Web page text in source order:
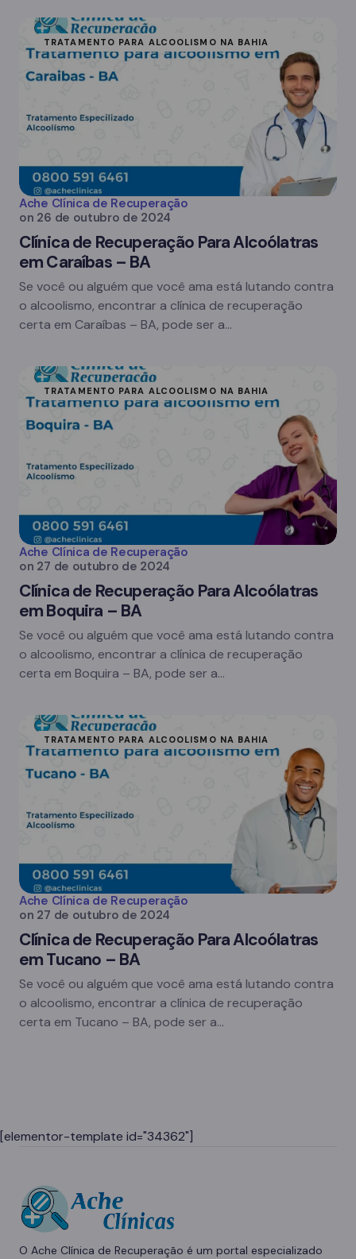
TRATAMENTO PARA ALCOOLISMO NA BAHIA
Ache Clínica de Recuperação
on 26 de outubro de 2024
Clínica de Recuperação Para Alcoólatras
em Caraíbas – BA
Se você ou alguém que você ama está lutando contra
o alcoolismo, encontrar a clínica de recuperação
certa em Caraíbas – BA, pode ser a…
TRATAMENTO PARA ALCOOLISMO NA BAHIA
Ache Clínica de Recuperação
on 27 de outubro de 2024
Clínica de Recuperação Para Alcoólatras
em Boquira – BA
Se você ou alguém que você ama está lutando contra
o alcoolismo, encontrar a clínica de recuperação
certa em Boquira – BA, pode ser a…
TRATAMENTO PARA ALCOOLISMO NA BAHIA
Ache Clínica de Recuperação
on 27 de outubro de 2024
Clínica de Recuperação Para Alcoólatras
em Tucano – BA
Se você ou alguém que você ama está lutando contra
o alcoolismo, encontrar a clínica de recuperação
certa em Tucano – BA, pode ser a…
[elementor-template id="34362"]
O Ache Clínica de Recuperação é um portal especializado